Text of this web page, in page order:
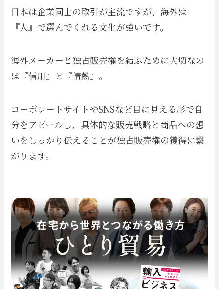
日本は企業同士の取引が主流ですが、海外は
『人』で選んでくれる文化が強いです。
海外メーカーと独占販売権を結ぶために大切なの
は『信用』と『情熱』。
コーポレートサイトやSNSなど目に見える形で自
分をアピールし、具体的な販売戦略と商品への想
いをしっかり伝えることが独占販売権の獲得に繋
がります。